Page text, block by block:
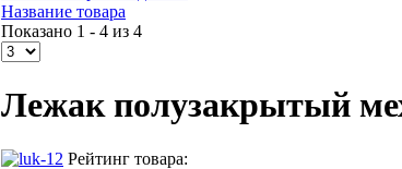
Название товара
Показано 1 - 4 из 4
Лежак полузакрытый
Рейтинг товара: